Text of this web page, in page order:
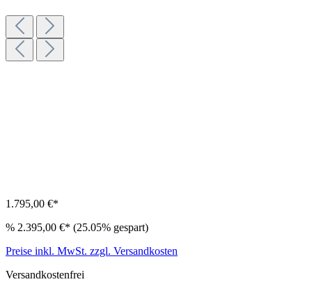
1.795,00 €*
% 2.395,00 €* (25.05% gespart)
Preise inkl. MwSt. zzgl. Versandkosten
Versandkostenfrei